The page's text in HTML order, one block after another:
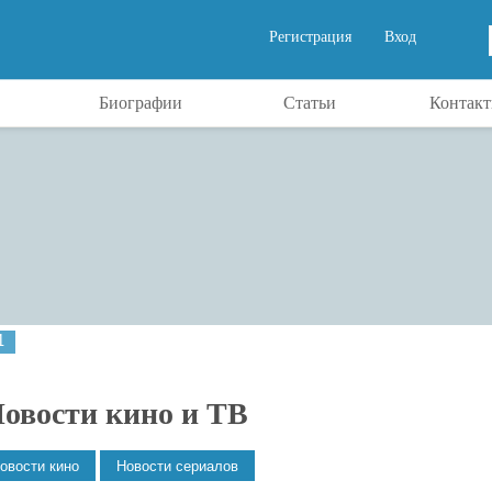
Вход
Регистрация
Биографии Статьи
кино и ТВ